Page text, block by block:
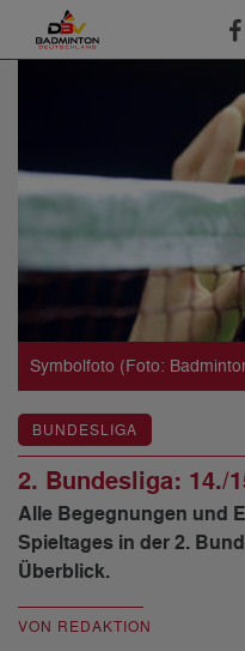
Symbolfoto (Foto:
BUNDESLIGA
2. Bundesliga: 14./
Alle Begegnungen und
Spieltages in der 2.
Überblick.
VON REDAKTION